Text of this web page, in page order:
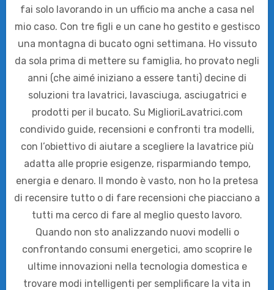
fai solo lavorando in un ufficio ma anche a casa nel
mio caso. Con tre figli e un cane ho gestito e gestisco
una montagna di bucato ogni settimana. Ho vissuto
da sola prima di mettere su famiglia, ho provato negli
anni (che aimé iniziano a essere tanti) decine di
soluzioni tra lavatrici, lavasciuga, asciugatrici e
prodotti per il bucato. Su MiglioriLavatrici.com
condivido guide, recensioni e confronti tra modelli,
con l’obiettivo di aiutare a scegliere la lavatrice più
adatta alle proprie esigenze, risparmiando tempo,
energia e denaro. Il mondo è vasto, non ho la pretesa
di recensire tutto o di fare recensioni che piacciano a
tutti ma cerco di fare al meglio questo lavoro.
Quando non sto analizzando nuovi modelli o
confrontando consumi energetici, amo scoprire le
ultime innovazioni nella tecnologia domestica e
trovare modi intelligenti per semplificare la vita in